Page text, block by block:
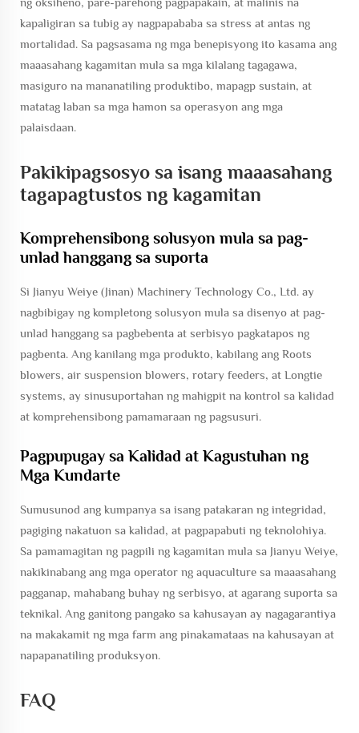
kapaligiran sa tubig ay nagpapababa sa stress at antas ng
mortalidad. Sa pagsasama ng mga benepisyong ito kasama ang
maaasahang kagamitan mula sa mga kilalang tagagawa,
masiguro na mananatiling produktibo, mapagp sustain, at
matatag laban sa mga hamon sa operasyon ang mga
palaisdaan.
Pakikipagsosyo sa isang maaasahang
tagapagtustos ng kagamitan
Komprehensibong solusyon mula sa pag-
unlad hanggang sa suporta
Si Jianyu Weiye (Jinan) Machinery Technology Co., Ltd. ay
nagbibigay ng kompletong solusyon mula sa disenyo at pag-
unlad hanggang sa pagbebenta at serbisyo pagkatapos ng
pagbenta. Ang kanilang mga produkto, kabilang ang Roots
blowers, air suspension blowers, rotary feeders, at Longtie
systems, ay sinusuportahan ng mahigpit na kontrol sa kalidad
at komprehensibong pamamaraan ng pagsusuri.
Pagpupugay sa Kalidad at Kagustuhan ng
Mga Kundarte
Sumusunod ang kumpanya sa isang patakaran ng integridad,
pagiging nakatuon sa kalidad, at pagpapabuti ng teknolohiya.
Sa pamamagitan ng pagpili ng kagamitan mula sa Jianyu Weiye,
nakikinabang ang mga operator ng aquaculture sa maaasahang
pagganap, mahabang buhay ng serbisyo, at agarang suporta sa
teknikal. Ang ganitong pangako sa kahusayan ay nagagarantiya
na makakamit ng mga farm ang pinakamataas na kahusayan at
napapanatiling produksyon.
FAQ